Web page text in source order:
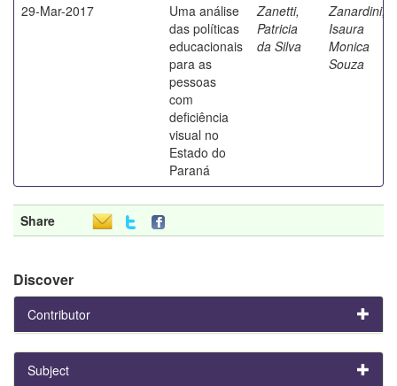
29-Mar-2017
Uma análise
das políticas
educacionais
para as
pessoas
com
deficiência
visual no
Estado do
Paraná
Zanetti,
Patricia
da Silva
Zanardini,
Isaura
Monica
Souza
Share
Discover
Contributor
Subject